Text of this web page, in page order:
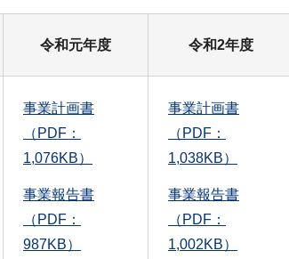
令和元年度 令和2年度
事業計画書
（PDF：
1,076KB）
事業報告書
（PDF：
987KB）
事業計画書
（PDF：
1,038KB）
事業報告書
（PDF：
1,002KB）